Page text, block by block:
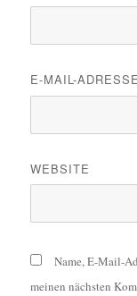
E-MAIL-ADRESSE
WEBSITE
Name, E-Mail-
meinen nächsten